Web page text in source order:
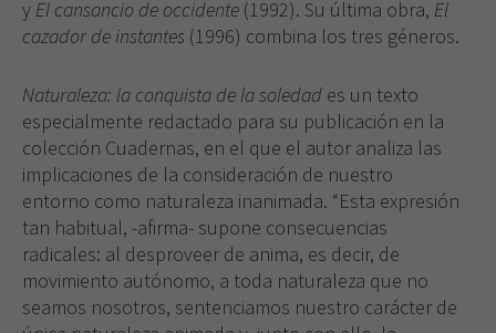
y El cansancio de occidente (1992). Su última obra, El
cazador de instantes (1996) combina los tres géneros.
Naturaleza: la conquista de la soledad es un texto
especialmente redactado para su publicación en la
colección Cuadernas, en el que el autor analiza las
implicaciones de la consideración de nuestro
entorno como naturaleza inanimada. “Esta expresión
tan habitual, -afirma- supone consecuencias
radicales: al desproveer de anima, es decir, de
movimiento autónomo, a toda naturaleza que no
seamos nosotros, sentenciamos nuestro carácter de